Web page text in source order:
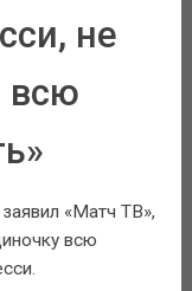
не
всю
«Матч ТВ»,
всю